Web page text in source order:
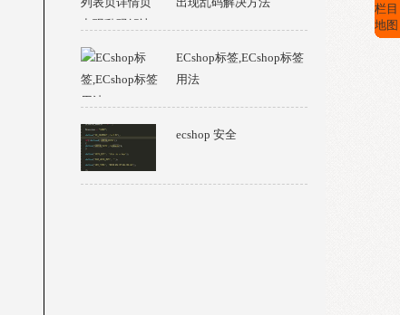
ECshop标签,ECshop标签
用法
ecshop 安全
栏目
地图